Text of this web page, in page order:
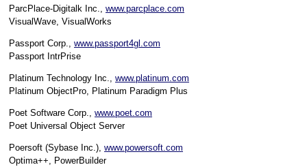
ParcPlace-Digitalk Inc., www.parcplace.com
VisualWave, VisualWorks
Passport Corp., www.passport4gl.com
Passport IntrPrise
Platinum Technology Inc., www.platinum.com
Platinum ObjectPro, Platinum Paradigm Plus
Poet Software Corp., www.poet.com
Poet Universal Object Server
Poersoft (Sybase Inc.), www.powersoft.com
Optima++, PowerBuilder